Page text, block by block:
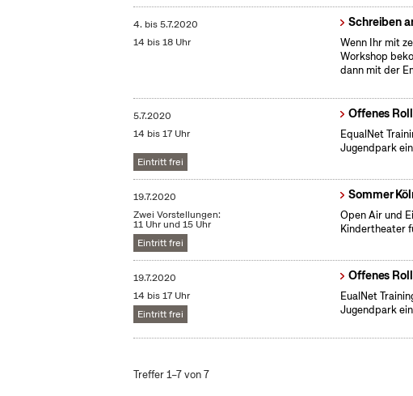
4. bis5.7.2020
14 bis 18 Uhr
Schreiben
Wenn Ihr mit
Workshop
dann mit der
5.7.2020
14 bis 17 Uhr
Eintritt frei
Offenes
EqualNet
Jugendpark
19.7.2020
Zwei Vorstellungen:
11 Uhr und 15 Uhr
Eintritt frei
Sommer
Open Air und
Kindertheater
19.7.2020
14 bis 17 Uhr
Eintritt frei
Offenes
EualNet
Jugendpark
Treffer 1–7 von 7